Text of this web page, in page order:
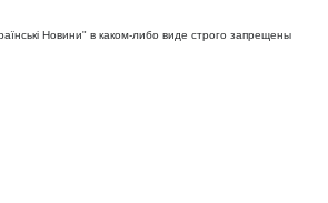
Новини" в каком-либо виде строго запрещены